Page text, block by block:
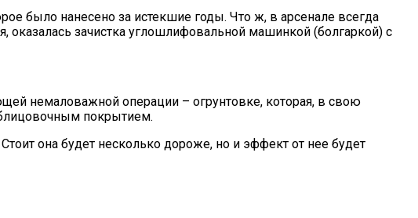
было нанесено за истекшие годы. Что ж, в арсенале всегда
оказалась зачистка углошлифовальной машинкой (болгаркой) с
немаловажной операции – огрунтовке, которая, в свою
покрытием.
она будет несколько дороже, но и эффект от нее будет